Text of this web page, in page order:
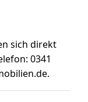
sich direkt
0341
.